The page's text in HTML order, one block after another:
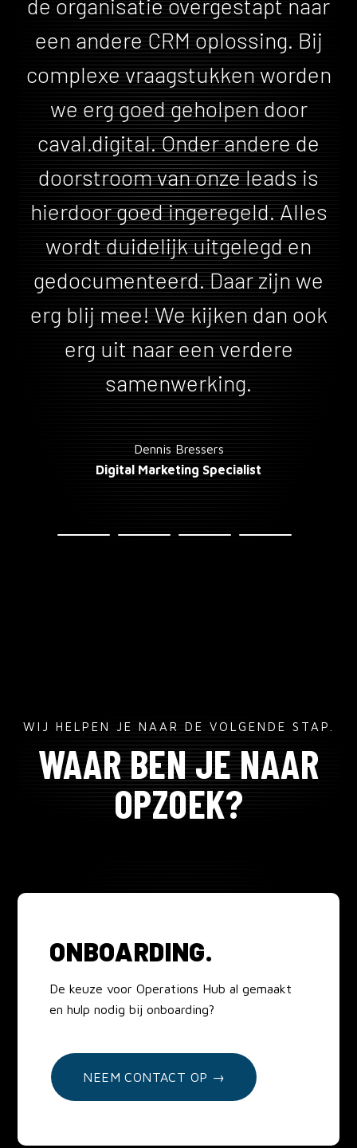
de organisatie overgestapt naar
een andere CRM oplossing. Bij
complexe vraagstukken worden
we erg goed geholpen door
caval.digital. Onder andere de
doorstroom van onze leads is
hierdoor goed ingeregeld. Alles
wordt duidelijk uitgelegd en
gedocumenteerd. Daar zijn we
erg blij mee! We kijken dan ook
erg uit naar een verdere
samenwerking.
Dennis Bressers
Digital Marketing Specialist
Steenbergen, M.
Marketing Manager
CRM Owner
WIJ HELPEN JE NAAR DE VOLGENDE STAP.
WAAR BEN JE NAAR
OPZOEK?
ONBOARDING.
De keuze voor Operations Hub al gemaakt
en hulp nodig bij onboarding?
NEEM CONTACT OP →